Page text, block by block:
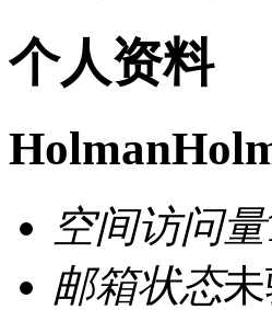
个人资料
空间访问量
邮箱状态